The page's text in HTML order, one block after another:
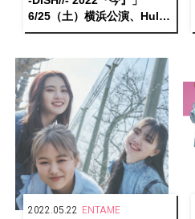
6/25（土）横浜公演、Hulu
ストアで生配信決定！
2022.05.22 ENTAME